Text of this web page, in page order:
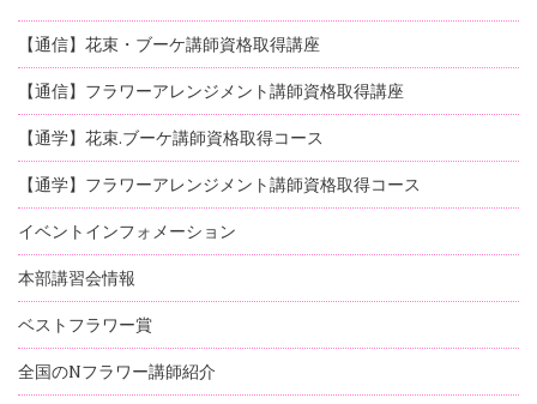
【通信】花束・ブーケ講師資格取得講座
【通信】フラワーアレンジメント講師資格取得講座
【通学】花束.ブーケ講師資格取得コース
【通学】フラワーアレンジメント講師資格取得コース
イベントインフォメーション
本部講習会情報
ベストフラワー賞
全国のNフラワー講師紹介